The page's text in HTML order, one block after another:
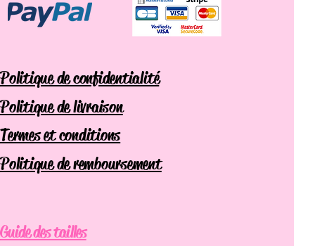
Politique de confidentialité
Politique de livraison
Termes et conditions
Politique de remboursement
Guide des tailles